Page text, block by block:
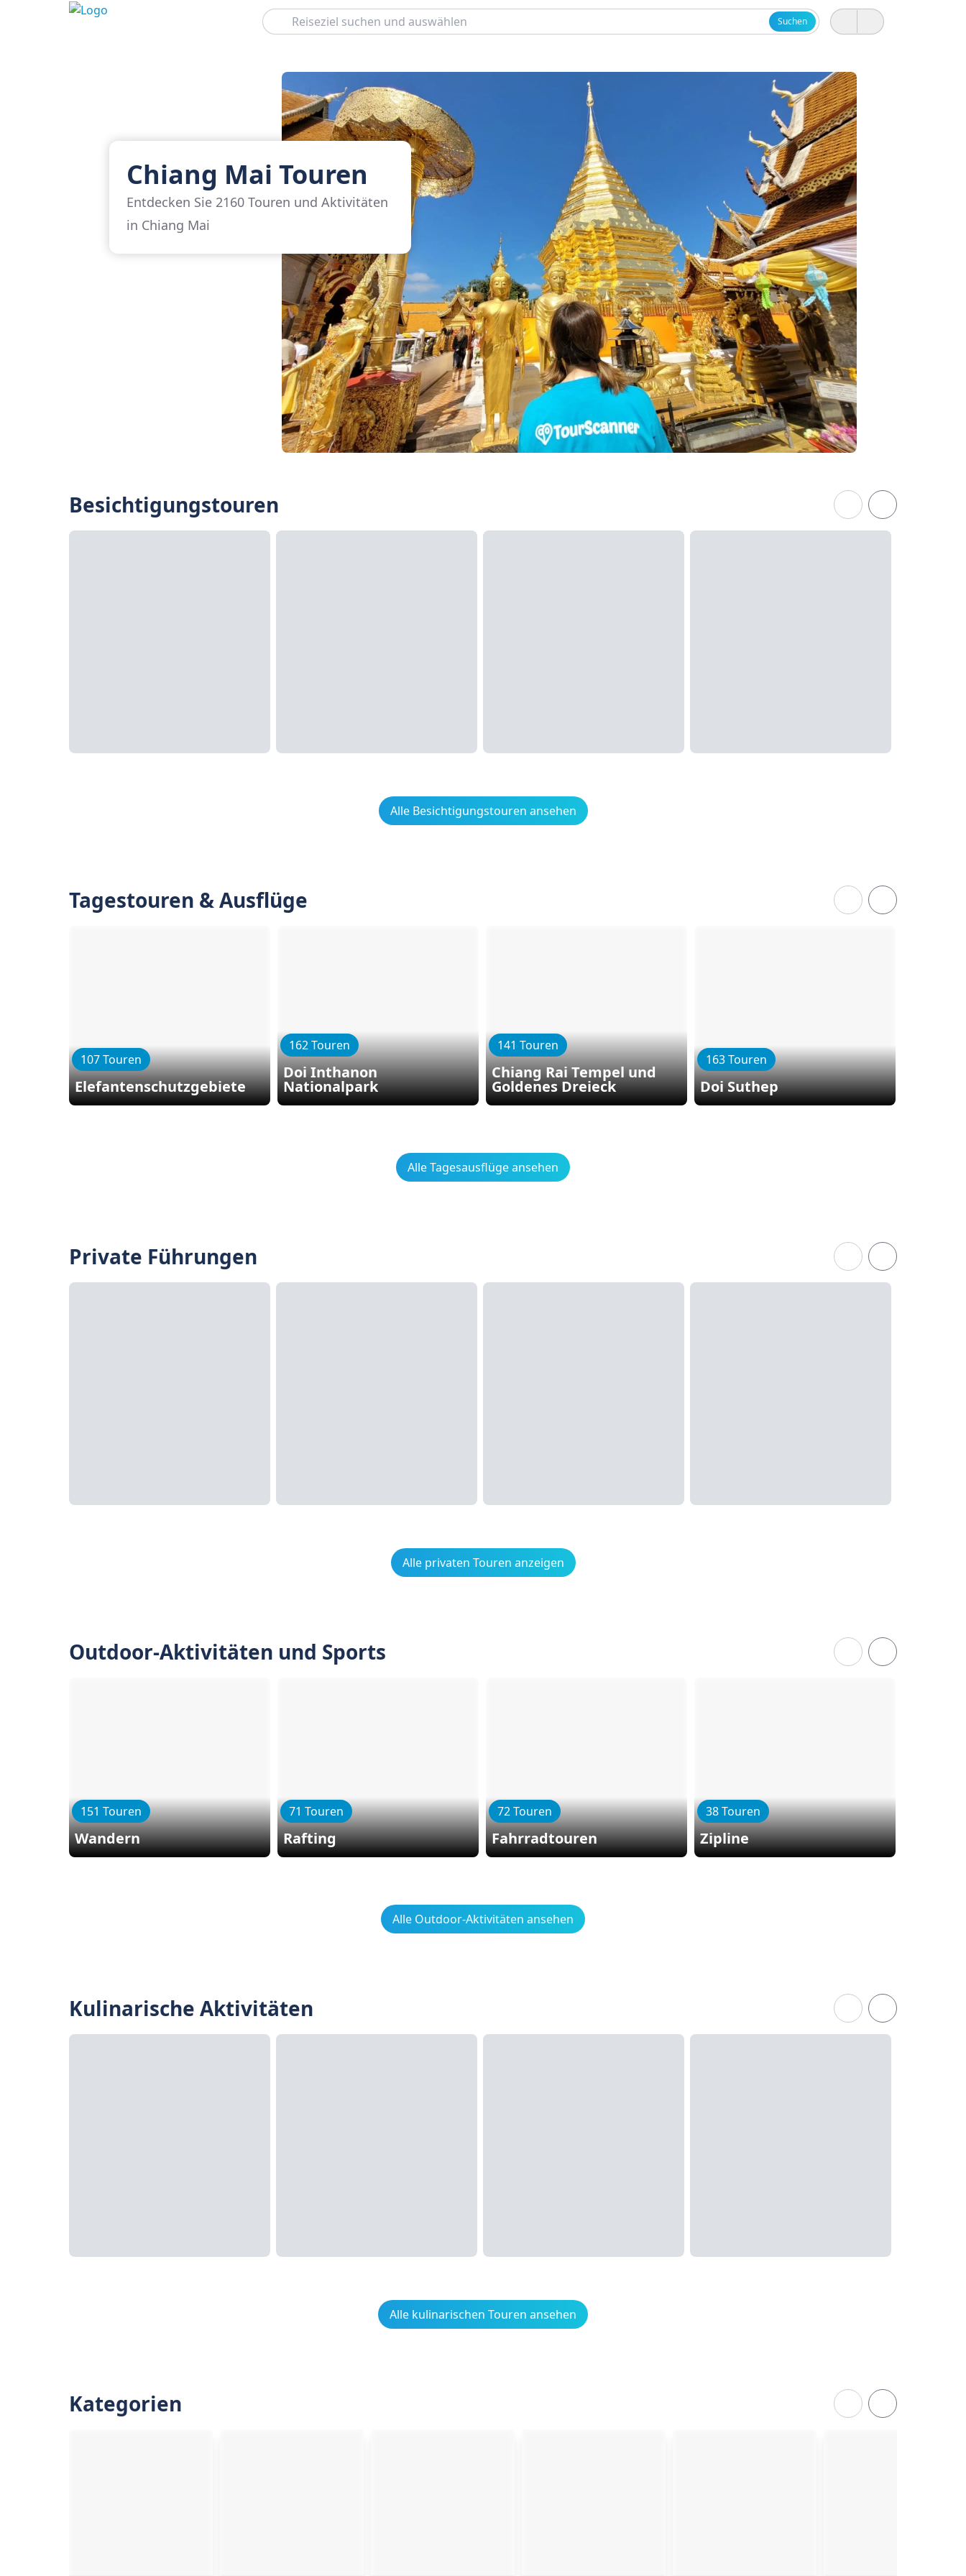
Suchen
Suchen
Chiang Mai Touren
Entdecken Sie 2160 Touren und Aktivitäten
in Chiang Mai
Besichtigungstouren
Alle Besichtigungstouren ansehen
Tagestouren & Ausflüge
107 Touren
Elefantenschutzgebiete
162 Touren
Doi Inthanon
Nationalpark
141 Touren
Chiang Rai Tempel und
Goldenes Dreieck
163 Touren
Doi Suthep
Alle Tagesausflüge ansehen
Private Führungen
Alle privaten Touren anzeigen
Outdoor-Aktivitäten und Sports
151 Touren
Wandern
71 Touren
Rafting
72 Touren
Fahrradtouren
38 Touren
Zipline
Alle Outdoor-Aktivitäten ansehen
Kulinarische Aktivitäten
Alle kulinarischen Touren ansehen
Kategorien